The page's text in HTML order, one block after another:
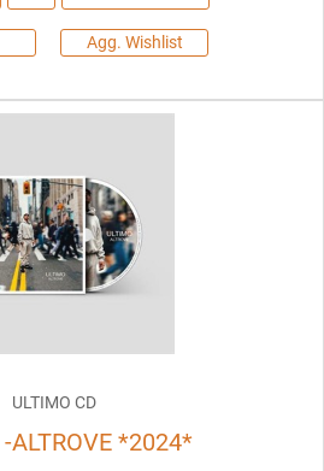
Agg. Wishlist
ULTIMO CD
-ALTROVE *2024*